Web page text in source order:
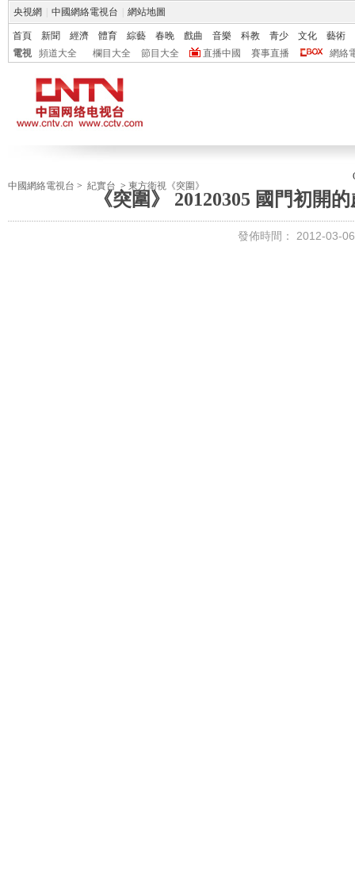
央視網 中國網絡電視台 網站地圖
首頁 新聞 經濟 體育 綜藝 春晚 戲曲 音樂 科教 青少 文化
藝術
電視
頻道大全 欄目大全 節目大全 直播中國 賽事直播 網絡
中國網絡電視台 > 紀實台 > 東方衛視《突圍》
《突圍》 20120305 國門初開
發佈時間： 2012-03-